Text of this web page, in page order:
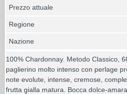
Prezzo attuale
Regione
Nazione
100% Chardonnay. Metodo Classico,
paglierino molto intenso con perlage
note evolute, intense, cremose,
frutta gialla matura. Bocca dolce-